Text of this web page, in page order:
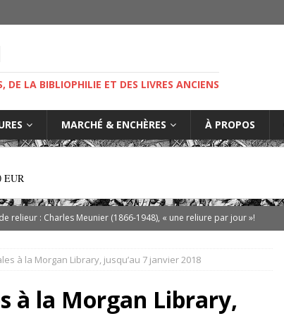
DE LA BIBLIOPHILIE ET DES LIVRES ANCIENS
MARCHÉ & ENCHÈRES À PROPOS
EUR
relieur : Charles Meunier (1866-1948), « une reliure par jour »!
on s’en tamponne ! Une chronique de Mathieu Lenoir
d’Adso de Melk : Le Dernier Templier
à la Morgan Library, jusqu’au 7 janvier 2018
à la Morgan Library,